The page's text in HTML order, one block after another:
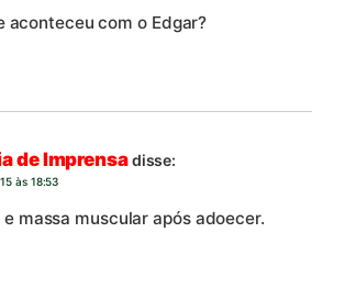
aconteceu com o Edgar?
de Imprensadisse:
às 18:53
massa muscular após adoecer.